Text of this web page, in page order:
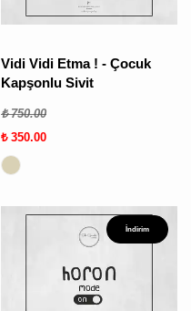
Vidi Vidi Etma ! - Çocuk
Kapşonlu Sivit
₺ 750.00
₺ 350.00
İndirim